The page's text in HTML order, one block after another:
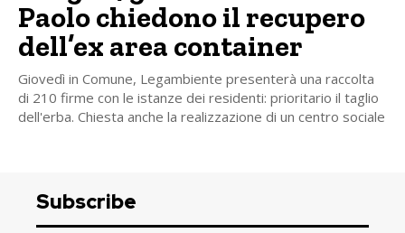
Paolo chiedono il recupero
dell’ex area container
Giovedì in Comune, Legambiente presenterà una raccolta
di 210 firme con le istanze dei residenti: prioritario il taglio
dell'erba. Chiesta anche la realizzazione di un centro sociale
Subscribe